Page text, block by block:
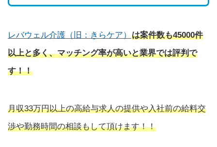
レバウェル介護（旧：きらケア） は案件数も45000件
以上と多く、マッチング率が高いと業界では評判で
す！！
月収33万円以上の高給与求人の提供や入社前の給料交
渉や勤務時間の相談もして頂けます！！